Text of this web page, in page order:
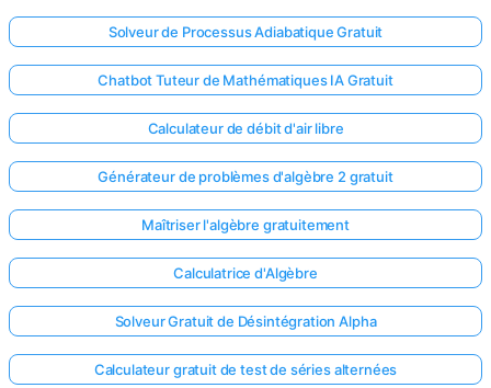
Solveur de Processus Adiabatique Gratuit
Chatbot Tuteur de Mathématiques IA Gratuit
Calculateur de débit d'air libre
Générateur de problèmes d'algèbre 2 gratuit
Maîtriser l'algèbre gratuitement
Calculatrice d'Algèbre
Solveur Gratuit de Désintégration Alpha
Calculateur gratuit de test de séries alternées